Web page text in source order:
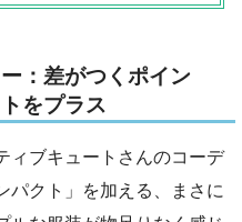
：差がつくポイン
をプラス
ィブキュートさんのコーデ
パクト」を加える、まさに